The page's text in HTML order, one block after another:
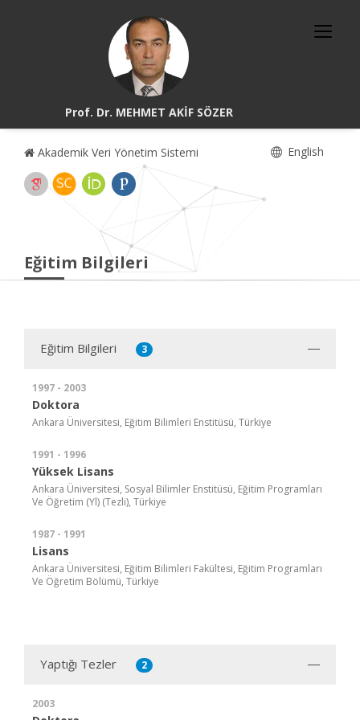
Prof. Dr. MEHMET AKİF SÖZER
Akademik Veri Yönetim Sistemi English
Eğitim Bilgileri
Eğitim Bilgileri 3
1997 - 2003
Doktora
Ankara Üniversitesi, Eğitim Bilimleri Enstitüsü, Türkiye
1991 - 1996
Yüksek Lisans
Ankara Üniversitesi, Sosyal Bilimler Enstitüsü, Eğitim Programları
Ve Öğretim (Yl) (Tezli), Türkiye
1987 - 1991
Lisans
Ankara Üniversitesi, Eğitim Bilimleri Fakültesi, Eğitim Programları
Ve Öğretim Bölümü, Türkiye
Yaptığı Tezler 2
2003